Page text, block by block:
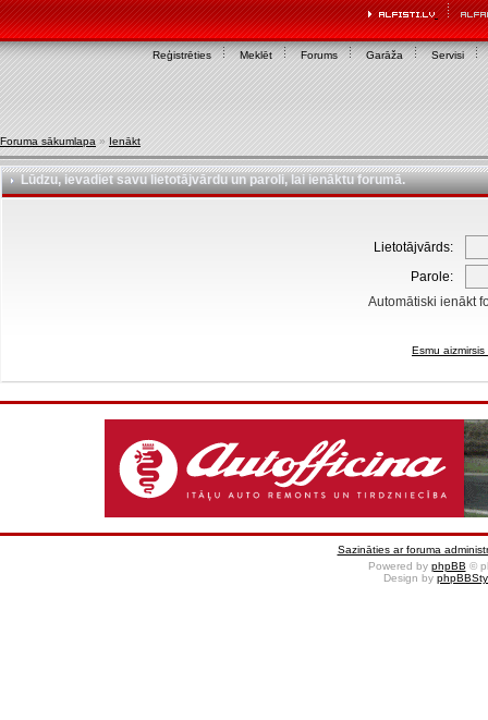
Reģistrēties Meklēt Forums Garāža Servisi
Foruma sākumlapa » Ienākt
Lūdzu, ievadiet savu lietotājvārdu un paroli, lai ienāktu forumā.
Lietotājvārds:
Parole:
Automātiski ienākt
Esmu
Sazināties ar foruma
Powered by phpBB ©
Design by